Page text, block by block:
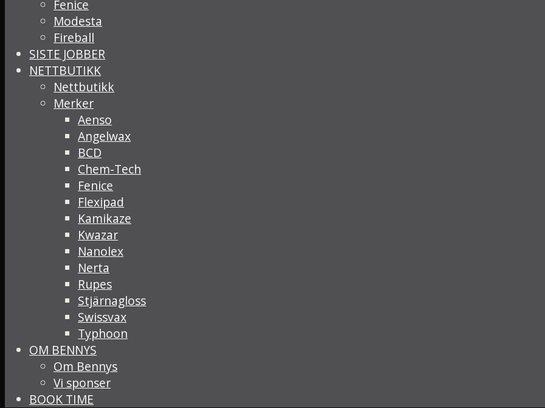
Fenice
Modesta
Fireball
SISTE JOBBER
NETTBUTIKK
Nettbutikk
Merker
Aenso
Angelwax
BCD
Chem-Tech
Fenice
Flexipad
Kamikaze
Kwazar
Nanolex
Nerta
Rupes
Stjärnagloss
Swissvax
Typhoon
OM BENNYS
Om Bennys
Vi sponser
BOOK TIME